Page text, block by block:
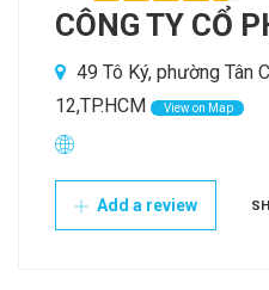
CÔNG TY CỔ
49 Tô Ký, phường Tân
12,TP.HCM
View on Map
Add a review